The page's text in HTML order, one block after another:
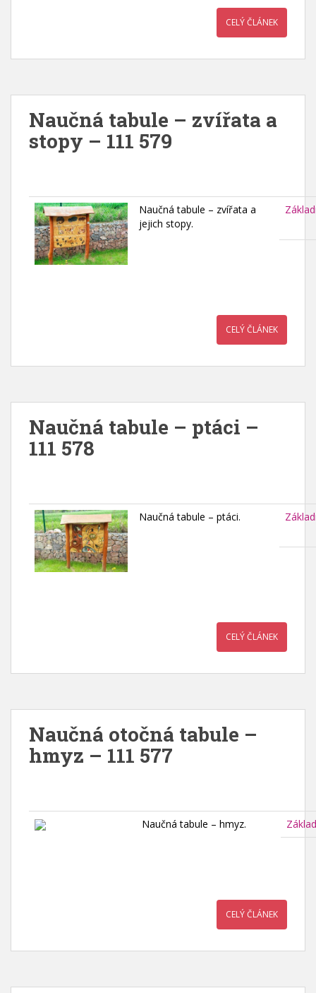
CELÝ ČLÁNEK
Naučná tabule – zvířata a
stopy – 111 579
Naučná tabule – zvířata a
jejich stopy.
CELÝ ČLÁNEK
Naučná tabule – ptáci –
111 578
Naučná tabule – ptáci.
CELÝ ČLÁNEK
Naučná otočná tabule –
hmyz – 111 577
Naučná tabule – hmyz.
CELÝ ČLÁNEK